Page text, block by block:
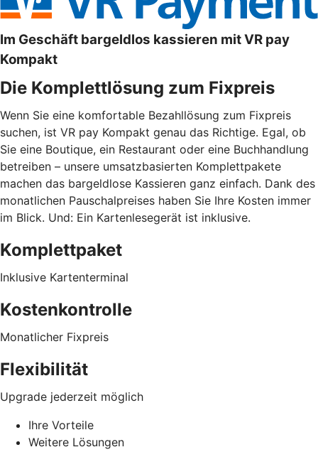
Im Geschäft bargeldlos kassieren mit VR pay
Kompakt
Die Komplettlösung zum Fixpreis
Wenn Sie eine komfortable Bezahllösung zum Fixpreis
suchen, ist VR pay Kompakt genau das Richtige. Egal, ob
Sie eine Boutique, ein Restaurant oder eine Buchhandlung
betreiben – unsere umsatzbasierten Komplettpakete
machen das bargeldlose Kassieren ganz einfach. Dank des
monatlichen Pauschalpreises haben Sie Ihre Kosten immer
im Blick. Und: Ein Kartenlesegerät ist inklusive.
Komplettpaket
Inklusive Kartenterminal
Kostenkontrolle
Monatlicher Fixpreis
Flexibilität
Upgrade jederzeit möglich
Ihre Vorteile
Weitere Lösungen